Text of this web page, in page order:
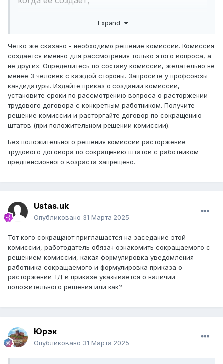
Нормативное постановление
года № 1 «О некоторых вопросах применения
судами законодательства при разрешении
трудовых споров» не дает ответов на эти
вопросы.
Expand
Четко же сказано - необходимо решение комиссии. Комиссия
создается именно для рассмотрения только этого вопроса, а
не других. Определитесь по составу комиссии, желательно не
менее 3 человек с каждой стороны. Запросите у профсоюзы
кандидатуры. Издайте приказ о создании комиссии,
установите сроки по рассмотрению вопроса о расторжении
трудового договора с конкретным работником. Получите
решение комиссии и расторгайте договор по сокращению
штатов (при положительном решении комиссии).
Без положительного решения комиссии расторжение
трудового договора по сокращению штатов с работником
предпенсионного возраста запрещено.
Ustas.uk
Опубликовано 31 Марта 2025
Тот кого сокращают приглашается на заседание этой
комиссии, работодатель обязан ознакомить сокращаемого с
решением комиссии, какая формулировка уведомления
работника сокращаемого и формулировка приказа о
расторжении ТД в приказе указывается о наличии
положительного решения или как?
Юрэк
Опубликовано 31 Марта 2025